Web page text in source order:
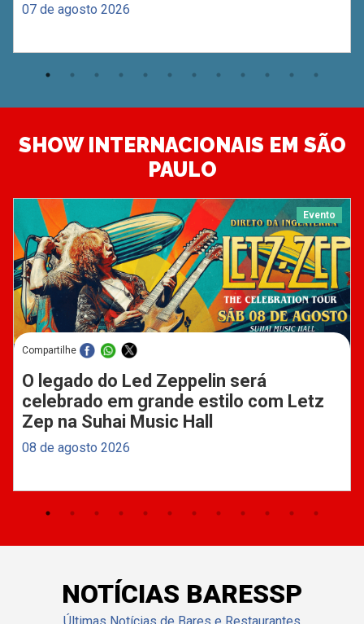
07 de agosto 2026
SHOW INTERNACIONAIS EM SÃO
PAULO
Evento
Compartilhe
O legado do Led Zeppelin será
celebrado em grande estilo com Letz
Zep na Suhai Music Hall
08 de agosto 2026
NOTÍCIAS BARESSP